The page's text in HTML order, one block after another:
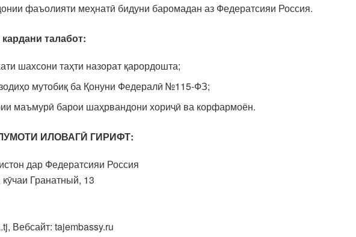
фаъолияти меҳнатӣ бидуни баромадан аз Федератсияи Россия.
талабот:
шахсони таҳти назорат қарордошта;
мутобиқ ба Қонуни Федералӣ №115-ФЗ;
маъмурӣ барои шаҳрвандони хориҷӣ ва корфармоён.
ИЛОВАГӢ ГИРИФТ:
дар Федератсияи Россия
Гранатный, 13
Вебсайт: tajembassy.ru